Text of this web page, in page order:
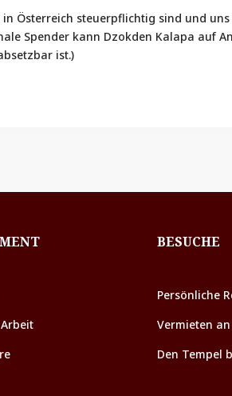
in Österreich steuerpflichtig sind und
Spender kann Dzokden Kalapa auf
ist.)
BESUCHE
Persönliche
Vermieten
Den Tempel